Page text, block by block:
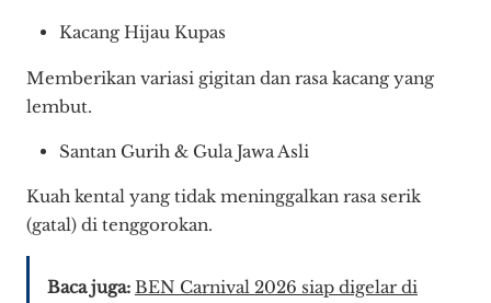
Kacang Hijau Kupas
Memberikan variasi gigitan dan rasa kacang yang
lembut.
Santan Gurih & Gula Jawa Asli
Kuah kental yang tidak meninggalkan rasa serik
(gatal) di tenggorokan.
Baca juga: BEN Carnival 2026 siap digelar di